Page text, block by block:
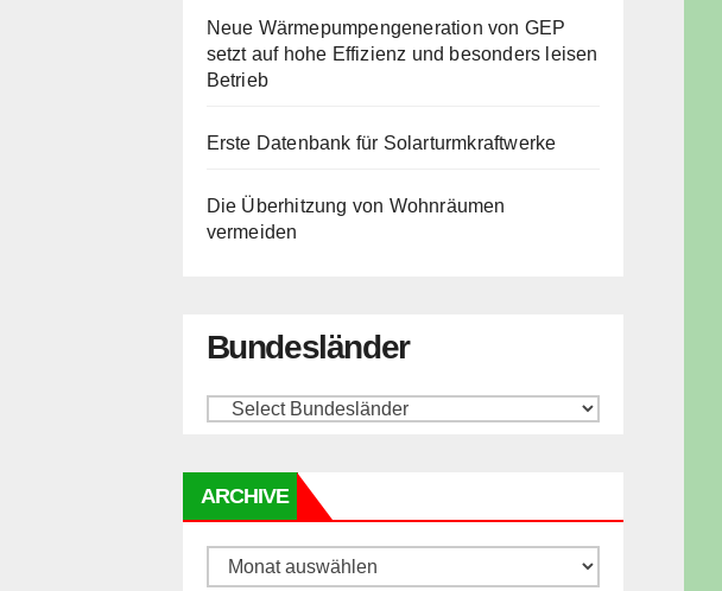
Neue Wärmepumpengeneration von GEP
setzt auf hohe Effizienz und besonders leisen
Betrieb
Erste Datenbank für Solarturmkraftwerke
Die Überhitzung von Wohnräumen
vermeiden
Bundesländer
ARCHIVE
Archive